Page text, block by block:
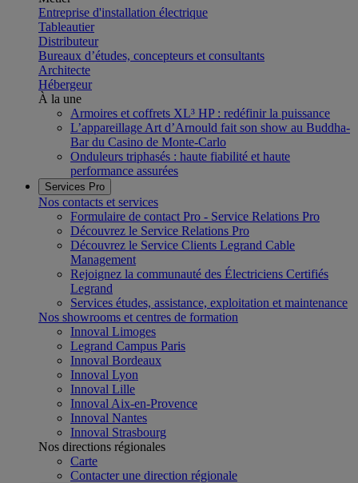
Entreprise d'installation électrique
Tableautier
Distributeur
Bureaux d’études, concepteurs et consultants
Architecte
Hébergeur
À la une
Armoires et coffrets XL³ HP : redéfinir la puissance
L’appareillage Art d’Arnould fait son show au Buddha-
Bar du Casino de Monte-Carlo
Onduleurs triphasés : haute fiabilité et haute
performance assurées
Services Pro
Nos contacts et services
Formulaire de contact Pro - Service Relations Pro
Découvrez le Service Relations Pro
Découvrez le Service Clients Legrand Cable
Management
Rejoignez la communauté des Électriciens Certifiés
Legrand
Services études, assistance, exploitation et maintenance
Nos showrooms et centres de formation
Innoval Limoges
Legrand Campus Paris
Innoval Bordeaux
Innoval Lyon
Innoval Lille
Innoval Aix-en-Provence
Innoval Nantes
Innoval Strasbourg
Nos directions régionales
Carte
Contacter une direction régionale